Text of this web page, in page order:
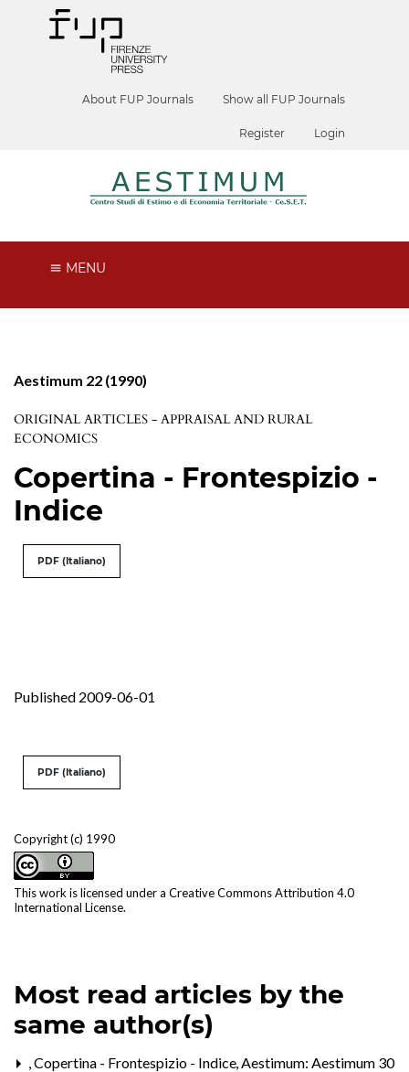
About FUP Journals Show all FUP Journals
Register Login
MENU
Aestimum 22 (1990)
ORIGINAL ARTICLES - APPRAISAL AND RURAL
ECONOMICS
Copertina - Frontespizio -
Indice
PDF (Italiano)
Published 2009-06-01
Copyright (c) 1990
This work is licensed under a Creative Commons Attribution 4.0
International License.
PDF (Italiano)
Most read articles by the
same author(s)
,Copertina - Frontespizio - Indice,Aestimum: Aestimum 30